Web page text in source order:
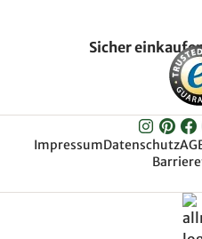
Sicher
ImpressumDatenschutz